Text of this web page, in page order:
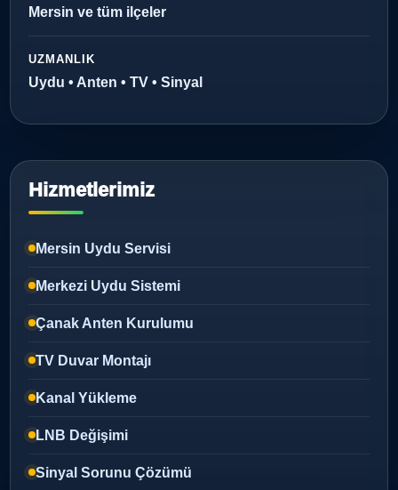
Mersin ve tüm ilçeler
UZMANLIK
Uydu • Anten • TV • Sinyal
Hizmetlerimiz
Mersin Uydu Servisi
Merkezi Uydu Sistemi
Çanak Anten Kurulumu
TV Duvar Montajı
Kanal Yükleme
LNB Değişimi
Sinyal Sorunu Çözümü